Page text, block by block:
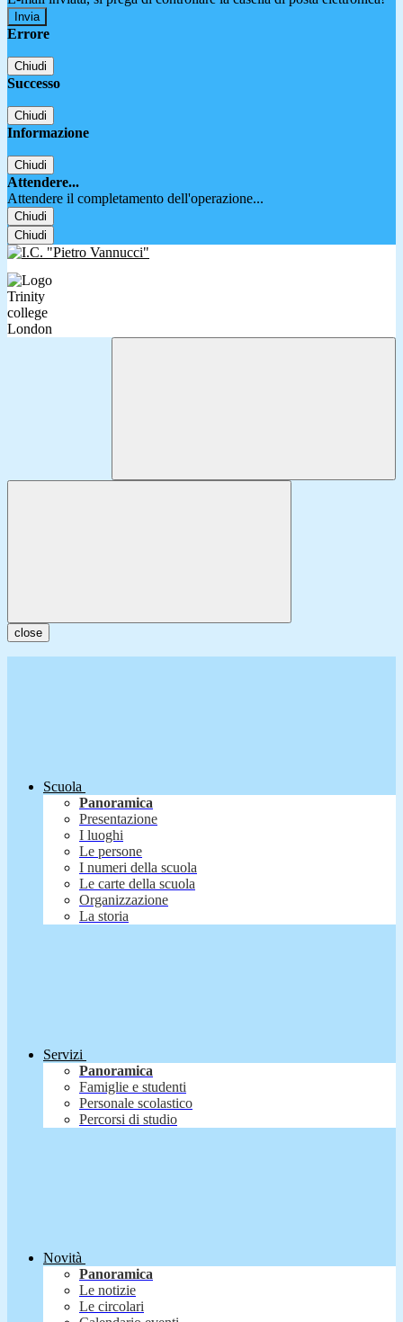
Errore
Chiudi
Successo
Chiudi
Informazione
Chiudi
Attendere...
Attendere il completamento dell'operazione...
Chiudi
Chiudi
close
Scuola
Panoramica
Presentazione
I luoghi
Le persone
I numeri della scuola
Le carte della scuola
Organizzazione
La storia
Servizi
Panoramica
Famiglie e studenti
Personale scolastico
Percorsi di studio
Novità
Panoramica
Le notizie
Le circolari